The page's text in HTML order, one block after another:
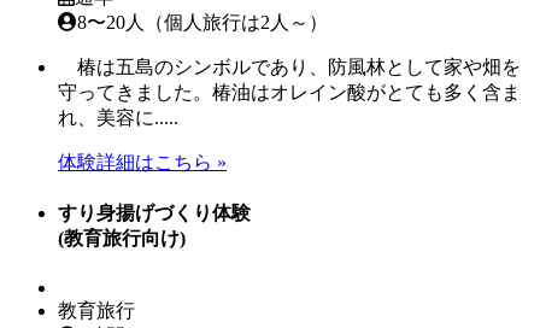
8〜20人（個人旅行は2人～）
椿は五島のシンボルであり、防風林として家や畑を
守ってきました。椿油はオレイン酸がとても多く含ま
れ、美容に.....
体験詳細はこちら »
すり身揚げづくり体験
(教育旅行向け)
教育旅行